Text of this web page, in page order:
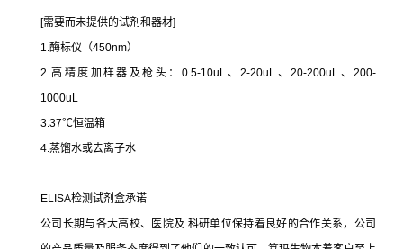
[需要而未提供的试剂和器材]
1.酶标仪（450nm）
2.高精度加样器及枪头：0.5-10uL、2-20uL、20-200uL、200-
1000uL
3.37℃恒温箱
4.蒸馏水或去离子水
ELISA检测试剂盒承诺
公司长期与各大高校、医院及 科研单位保持着良好的合作关系，公司